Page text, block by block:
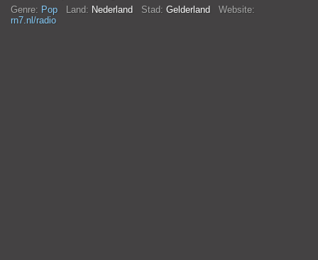
Genre: Pop Land: Nederland Stad: Gelderland Website:
rn7.nl/radio